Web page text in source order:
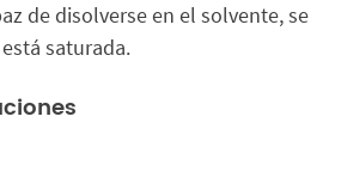
de disolverse en el solvente, se
saturada.